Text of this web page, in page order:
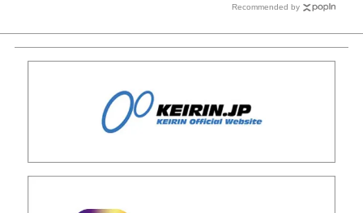
Recommended by